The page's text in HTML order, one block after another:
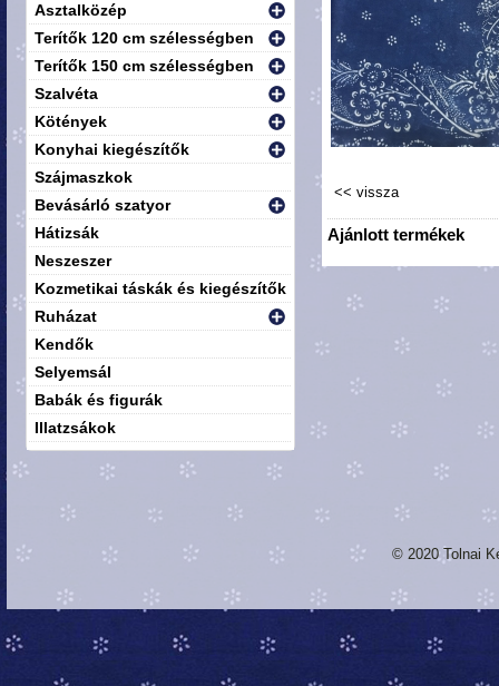
Asztalközép
Terítők 120 cm szélességben
Terítők 150 cm szélességben
Szalvéta
Kötények
Konyhai kiegészítők
Szájmaszkok
Bevásárló szatyor
Hátizsák
Neszeszer
Kozmetikai táskák és kiegészítők
Ruházat
Kendők
Selyemsál
Babák és figurák
Illatzsákok
Ajánlott termékek
© 2020 Tolnai